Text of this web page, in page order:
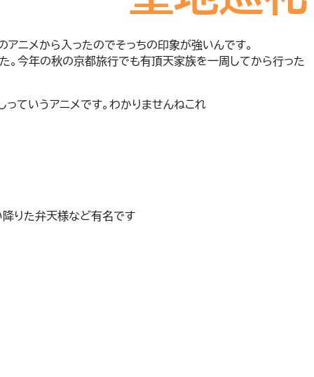
ニメから入ったのでそっちの印象が強いんです。
今年の秋の京都旅行でも有頂天家族を一周してから行った
ていうアニメです。わかりませんねこれ
降りた弁天様など有名です